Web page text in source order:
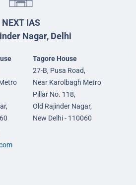
NEXT IAS
Nagar, Delhi
Tagore House
27-B, Pusa Road,
Near Karolbagh Metro
Pillar No. 118,
Old Rajinder Nagar,
New Delhi - 110060